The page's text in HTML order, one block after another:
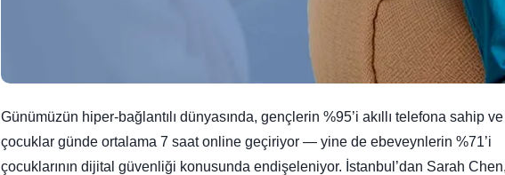
Günümüzün hiper-bağlantılı dünyasında, gençlerin %95’i akıllı telefona sahip ve
çocuklar günde ortalama 7 saat online geçiriyor — yine de ebeveynlerin %71’i
çocuklarının dijital güvenliği konusunda endişeleniyor. İstanbul’dan Sarah